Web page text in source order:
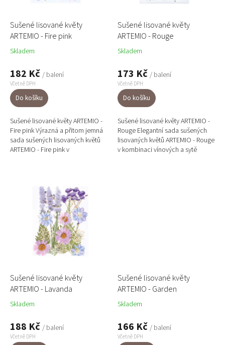
u
k
t
ů
Sušené lisované květy
ARTEMIO - Fire pink
Skladem
182 Kč / balení
Včetně DPH
Do košíku
Sušené lisované květy ARTEMIO -
Fire pink Výrazná a přitom jemná
sada sušených lisovaných květů
ARTEMIO - Fire pink v
Sušené lisované květy
ARTEMIO - Rouge
Skladem
173 Kč / balení
Včetně DPH
Do košíku
Sušené lisované květy ARTEMIO -
Rouge Elegantní sada sušených
lisovaných květů ARTEMIO - Rouge
v kombinaci vínových a sytě
Sušené lisované květy
ARTEMIO - Lavanda
Skladem
188 Kč / balení
Včetně DPH
Sušené lisované květy
ARTEMIO - Garden
Skladem
166 Kč / balení
Včetně DPH